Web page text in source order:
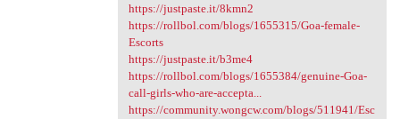
https://justpaste.it/8kmn2
https://rollbol.com/blogs/1655315/Goa-female-
Escorts
https://justpaste.it/b3me4
https://rollbol.com/blogs/1655384/genuine-Goa-
call-girls-who-are-accepta...
https://community.wongcw.com/blogs/511941/Esc